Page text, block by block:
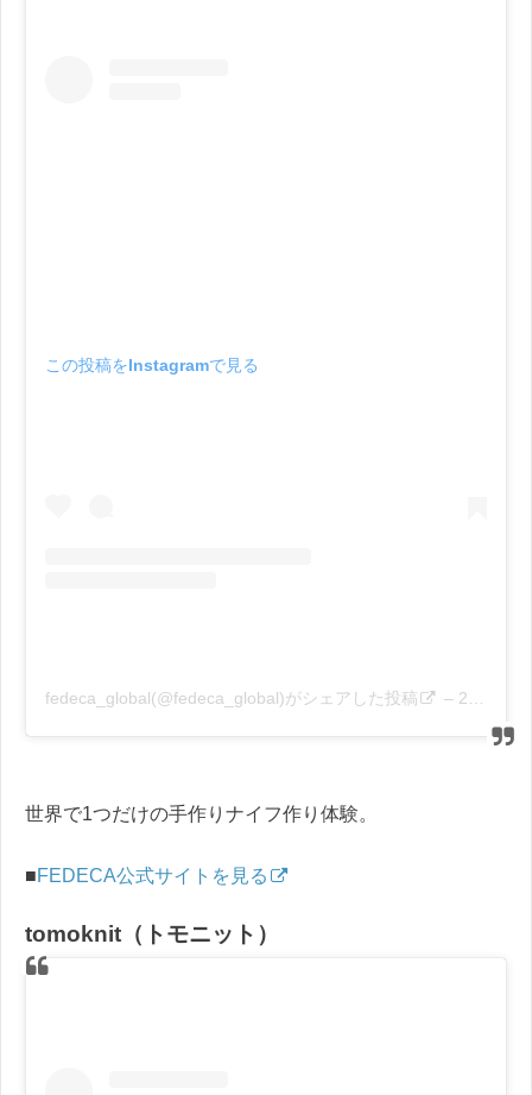
この投稿をInstagramで見る
fedeca_global(@fedeca_global)がシェアした投稿 – 2019年 3月月4日午前2時03分PST
世界で1つだけの手作りナイフ作り体験。
■FEDECA公式サイトを見る
tomoknit（トモニット）